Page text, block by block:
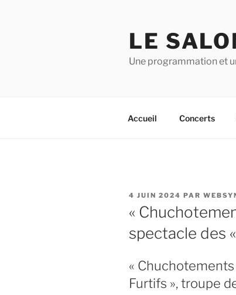
LE
Une programmation et
Accueil Concerts
PUBLIÉ
4 JUIN 2024 PAR
«
spectacle des
«
Furtifs », troupe